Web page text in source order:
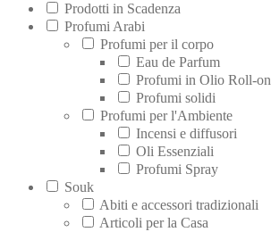
Prodotti in Scadenza
Profumi Arabi
Profumi per il corpo
Eau de Parfum
Profumi in Olio Roll-on
Profumi solidi
Profumi per l'Ambiente
Incensi e diffusori
Oli Essenziali
Profumi Spray
Souk
Abiti e accessori tradizionali
Articoli per la Casa